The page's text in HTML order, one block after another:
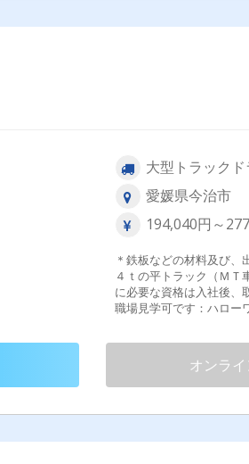
大型トラック
愛媛県今治市
194,040円～
＊鉄板などの材料及び
４ｔの平トラック（ＭＴ車
に必要な資格は入社後
職場見学可です：ハローワー
（ミドルシニア）で正社
オンラ